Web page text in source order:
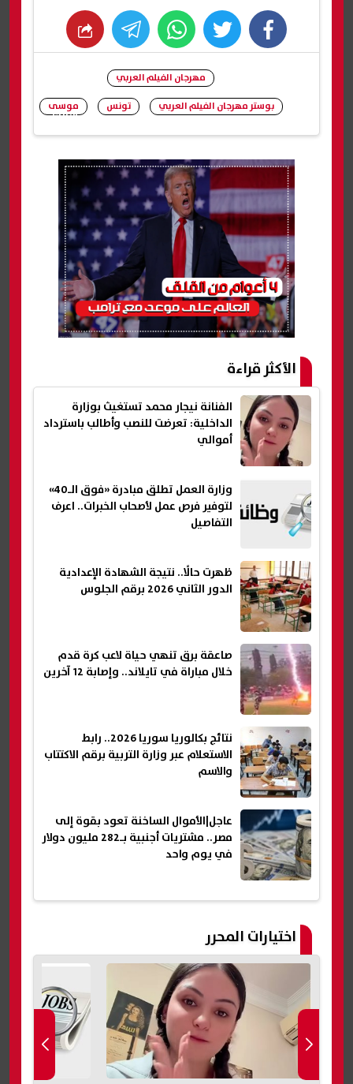
facebook
twitter
whats
شارك
مهرجان الفيلم العربي
بوستر مهرجان الفيلم العربي
تونس موسى
الأكثر قراءة
الفنانة نيجار محمد تستغيث بوزارة
الداخلية: تعرضت للنصب وأطالب باسترداد
أموالي
وزارة العمل تطلق مبادرة «فوق الـ40»
لتوفير فرص عمل لأصحاب الخبرات.. اعرف
التفاصيل
ظهرت حالًا.. نتيجة الشهادة الإعدادية
الدور الثاني 2026 برقم الجلوس
صاعقة برق تنهي حياة لاعب كرة قدم
خلال مباراة في تايلاند.. وإصابة 12 آخرين
نتائج بكالوريا سوريا 2026.. رابط
الاستعلام عبر وزارة التربية برقم الاكتتاب
والاسم
عاجل|الأموال الساخنة تعود بقوة إلى
مصر.. مشتريات أجنبية بـ282 مليون دولار
في يوم واحد
اختيارات المحرر